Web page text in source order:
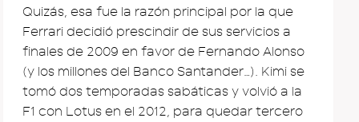
Quizás, esa fue la razón principal por la que
Ferrari decidió prescindir de sus servicios a
finales de 2009 en favor de Fernando Alonso
(y los millones del Banco Santander…). Kimi se
tomó dos temporadas sabáticas y volvió a la
F1 con Lotus en el 2012, para quedar tercero